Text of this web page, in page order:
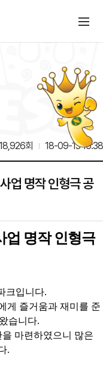
회 18-09-13 10:38
업 명작 인형극 공
업 명작 인형극
크입니다.
게 즐거움과 재미를 준
습니다.
마련하였으니 많은
.